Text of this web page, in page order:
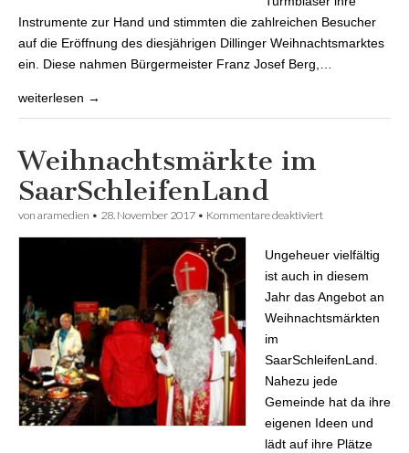
Instrumente zur Hand und stimmten die zahlreichen Besucher
auf die Eröffnung des diesjährigen Dillinger Weihnachtsmarktes
ein. Diese nahmen Bürgermeister Franz Josef Berg,…
weiterlesen →
Weihnachtsmärkte im
SaarSchleifenLand
von aramedien • 28. November 2017 • Kommentare deaktiviert
Ungeheuer vielfältig
ist auch in diesem
Jahr das Angebot an
Weihnachtsmärkten
im
SaarSchleifenLand.
Nahezu jede
Gemeinde hat da ihre
eigenen Ideen und
lädt auf ihre Plätze